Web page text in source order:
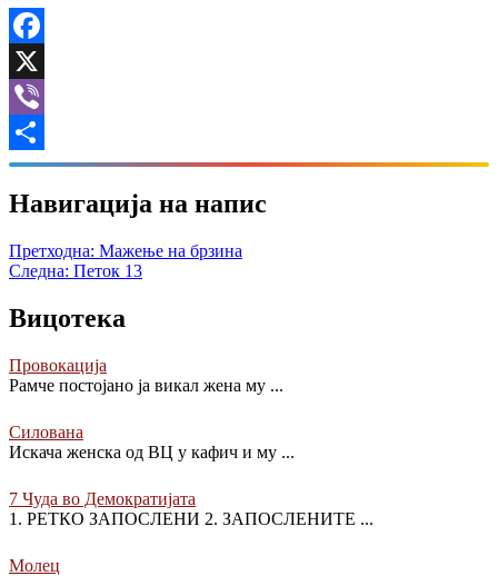
Facebook
X
Viber
Share
Навигација на напис
Претходна: Мажење на брзина
Следна: Петок 13
Вицотека
Провокација
Рамче постојано ја викал жена му ...
Силована
Искача женска од ВЦ у кафич и му ...
7 Чуда во Демократијата
1. РЕТКО ЗАПОСЛЕНИ 2. ЗАПОСЛЕНИТЕ ...
Молец